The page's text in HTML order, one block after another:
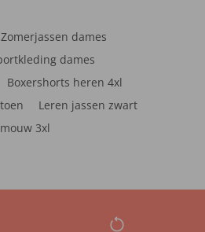
Zomerjassen dames
dames
Boxershorts heren 4xl
Leren jassen zwart
3xl